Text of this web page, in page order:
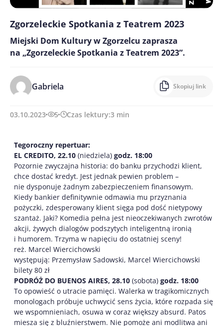
Zgorzeleckie Spotkania z Teatrem 2023
Miejski Dom Kultury w Zgorzelcu zaprasza
na „Zgorzeleckie Spotkania z Teatrem 2023”.
Gabriela Skopiuj link
03.10.2023 5 Czas lektury:3 min
Tegoroczny repertuar:
EL CREDITO, 22.10 (niedziela) godz. 18:00
Pozornie zwyczajna historia: do banku przychodzi klient,
chce dostać kredyt. Jest jednak pewien problem –
nie dysponuje żadnym zabezpieczeniem finansowym.
Kiedy bankier definitywnie odmawia mu przyznania
pożyczki, zdesperowany klient sięga pod dość nietypowy
szantaż. Jaki? Komedia pełna jest nieoczekiwanych zwrotów
akcji, żywych dialogów podszytych inteligentną ironią
i humorem. Trzyma w napięciu do ostatniej sceny!
reż. Marcel Wiercichowski
występują: Przemysław Sadowski, Marcel Wiercichowski
bilety 80 zł
PODRÓŻ DO BUENOS AIRES, 28.10 (sobota) godz. 18:00
To opowieść o utracie pamięci. Walerka w tragikomicznych
monologach próbuje uchwycić sens życia, które rozpada się
we wspomnieniach, osuwa w coraz większy absurd. Patos
miesza się z bluźnierstwem. Nie pomoże ani modlitwa ani